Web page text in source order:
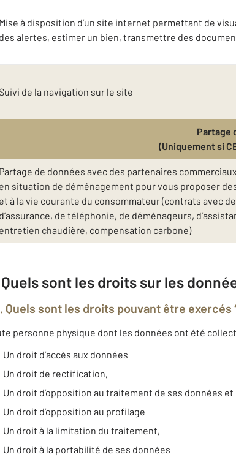
Mise à disposition d’un site internet permettant de
des alertes, estimer un bien, transmettre des
de la navigation sur le site
Partage
(Uniquement si
Partage de données avec des partenaires
en situation de déménagement pour vous proposer
et à la vie courante du consommateur (contrats avec
d’assurance, de téléphonie, de déménageurs,
entretien chaudière, compensation carbone)
sont les droits sur les
Quels sont les droits pouvant être exercés
personne physique dont les données ont été
Un droit d’accès aux données
Un droit de rectification,
Un droit d’opposition au traitement de ses données
Un droit d’opposition au profilage
Un droit à la limitation du traitement,
Un droit à la portabilité de ses données